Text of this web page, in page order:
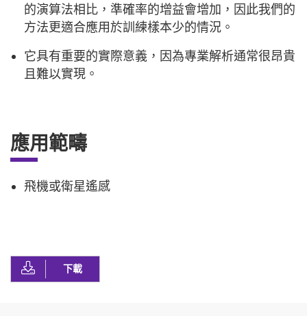
的演算法相比，準確率的增益會增加，因此我們的
方法更適合應用於訓練樣本少的情況。
它具有重要的實際意義，因為專業解析通常很昂貴
且難以實現。
應用範疇
飛機或衛星遙感
下載